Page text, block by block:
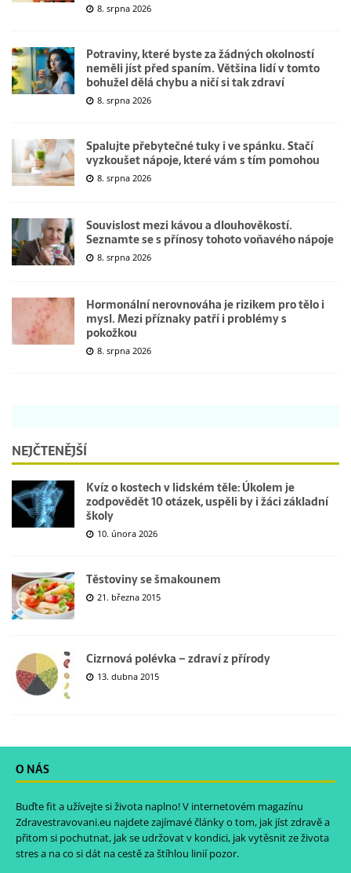
8. srpna 2026
Potraviny, které byste za žádných okolností
neměli jíst před spaním. Většina lidí v tomto
bohužel dělá chybu a ničí si tak zdraví
8. srpna 2026
Spalujte přebytečné tuky i ve spánku. Stačí
vyzkoušet nápoje, které vám s tím pomohou
8. srpna 2026
Souvislost mezi kávou a dlouhověkostí.
Seznamte se s přínosy tohoto voňavého nápoje
8. srpna 2026
Hormonální nerovnováha je rizikem pro tělo i
mysl. Mezi příznaky patří i problémy s
pokožkou
8. srpna 2026
NEJČTENĚJŠÍ
Kvíz o kostech v lidském těle: Úkolem je
zodpovědět 10 otázek, uspěli by i žáci základní
školy
10. února 2026
Těstoviny se šmakounem
21. března 2015
Cizrnová polévka – zdraví z přírody
13. dubna 2015
O NÁS
Buďte fit a užívejte si života naplno! V internetovém magazínu
Zdravestravovani.eu najdete zajímavé články o tom, jak jíst zdravě a
přitom si pochutnat, jak se udržovat v kondici, jak vytěsnit ze života
stres a na co si dát na cestě za štíhlou linií pozor.